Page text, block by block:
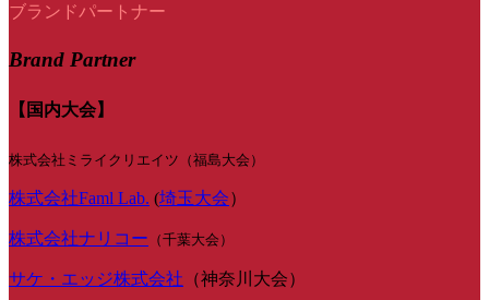
ブランドパートナー
Brand Partner
【国内大会】
株式会社ミライクリエイツ（福島大会）
株式会社Faml Lab. (埼玉大会）
株式会社ナリコー （千葉大会）
サケ・エッジ株式会社 （神奈川大会）